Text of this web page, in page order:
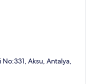
Aksu, Antalya,